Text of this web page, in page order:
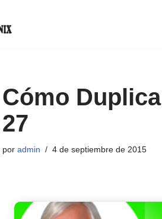
Cómo
27
por admin 4 de septiembre de 2015